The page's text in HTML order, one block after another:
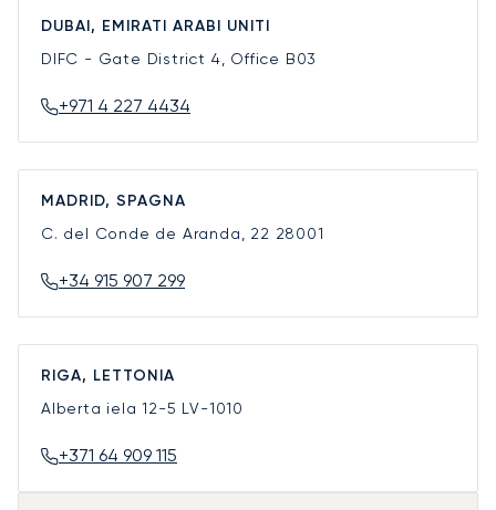
DUBAI, EMIRATI ARABI UNITI
DIFC - Gate District 4, Office B03
+971 4 227 4434
MADRID, SPAGNA
C. del Conde de Aranda, 22 28001
+34 915 907 299
RIGA, LETTONIA
Alberta iela 12-5 LV-1010
+371 64 909 115